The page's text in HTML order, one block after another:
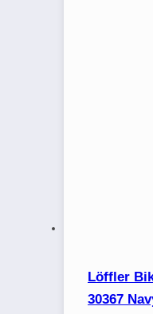
Löffler
30367